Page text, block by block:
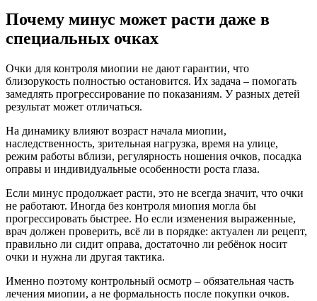
Почему минус может расти даже в
специальных очках
Очки для контроля миопии не дают гарантии, что
близорукость полностью остановится. Их задача – помогать
замедлять прогрессирование по показаниям. У разных детей
результат может отличаться.
На динамику влияют возраст начала миопии,
наследственность, зрительная нагрузка, время на улице,
режим работы вблизи, регулярность ношения очков, посадка
оправы и индивидуальные особенности роста глаза.
Если минус продолжает расти, это не всегда значит, что очки
не работают. Иногда без контроля миопия могла бы
прогрессировать быстрее. Но если изменения выраженные,
врач должен проверить, всё ли в порядке: актуален ли рецепт,
правильно ли сидит оправа, достаточно ли ребёнок носит
очки и нужна ли другая тактика.
Именно поэтому контрольный осмотр – обязательная часть
лечения миопии, а не формальность после покупки очков.